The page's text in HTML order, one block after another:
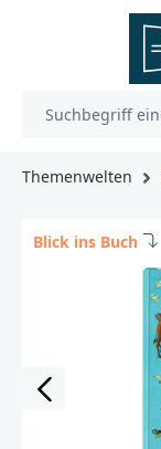
Themenwelten
Blick ins Buch